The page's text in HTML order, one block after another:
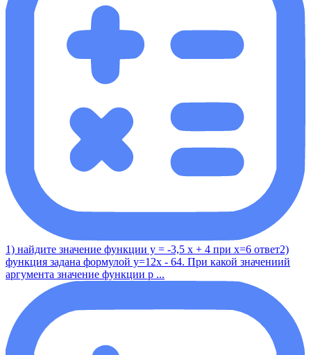
1) найдите значение функции у = -3,5 x + 4 при x=6 ответ2)
функция задана формулой y=12x - 64. При какой значениий
аргумента значение функции р ...